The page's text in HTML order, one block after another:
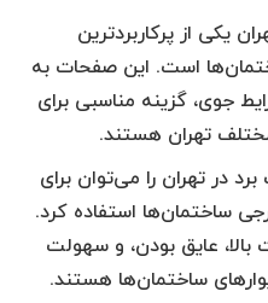
یکی از پرکاربردترین
است. این صفحات به
جوی، گزینه مناسبی برای
تهران هستند.
در تهران را می‌توان برای
ساختمان‌ها استفاده کرد.
عایق بودن، و سهولت
ساختمان‌ها هستند.